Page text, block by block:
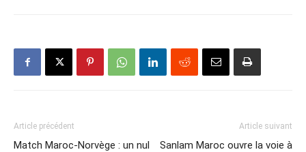
Article précédent
Match Maroc-Norvège : un nul
Article suivant
Sanlam Maroc ouvre la voie à